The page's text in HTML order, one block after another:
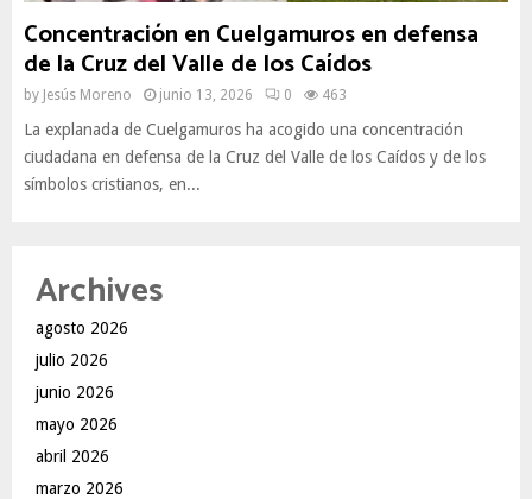
Concentración en Cuelgamuros en defensa
de la Cruz del Valle de los Caídos
by Jesús Moreno junio 13, 2026 0 463
La explanada de Cuelgamuros ha acogido una concentración
ciudadana en defensa de la Cruz del Valle de los Caídos y de los
símbolos cristianos, en...
Archives
agosto 2026
julio 2026
junio 2026
mayo 2026
abril 2026
marzo 2026